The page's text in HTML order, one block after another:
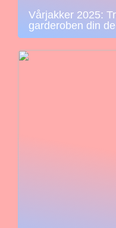
Vårjakker 2025:
garderoben din